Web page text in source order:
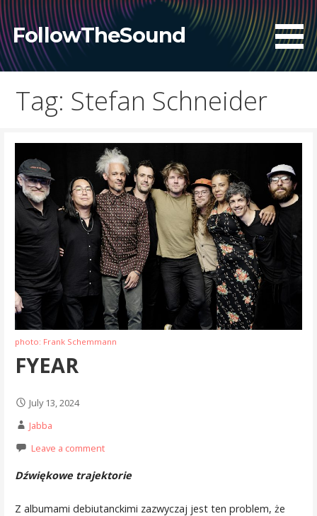
Skip
to
content
FollowTheSound
Tag: Stefan Schneider
photo: Frank Schemmann
FYEAR
July 13, 2024
Jabba
Leave a comment
Dźwiękowe trajektorie
Z albumami debiutanckimi zazwyczaj jest ten problem, że